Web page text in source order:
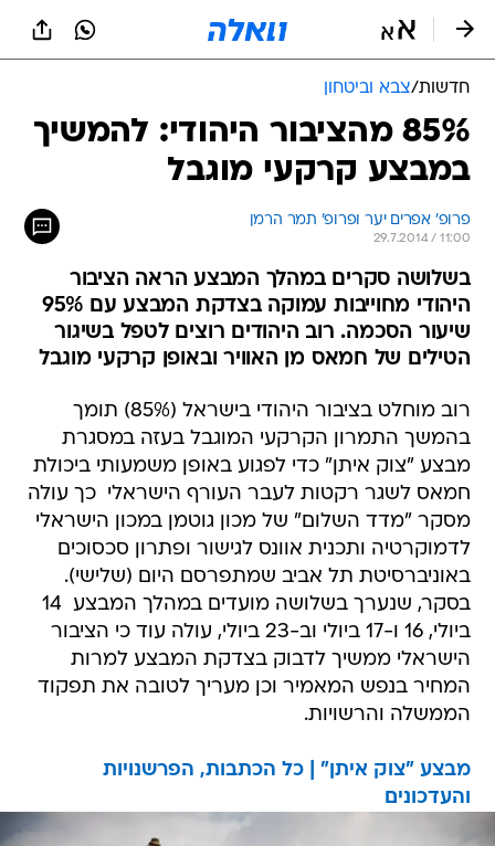
חדשות/צבא וביטחון
85% מהציבור היהודי: להמשיך
במבצע קרקעי מוגבל
פרופ' אפרים יער ופרופ' תמר הרמן
29.7.2014 / 11:00
בשלושה סקרים במהלך המבצע הראה הציבור
היהודי מחוייבות עמוקה בצדקת המבצע עם 95%
שיעור הסכמה. רוב היהודים רוצים לטפל בשיגור
הטילים של חמאס מן האוויר ובאופן קרקעי מוגבל
רוב מוחלט בציבור היהודי בישראל (85%) תומך
בהמשך התמרון הקרקעי המוגבל בעזה במסגרת
מבצע "צוק איתן" כדי לפגוע באופן משמעותי ביכולת
חמאס לשגר רקטות לעבר העורף הישראלי  כך עולה
מסקר "מדד השלום" של מכון גוטמן במכון הישראלי
לדמוקרטיה ותכנית אוונס לגישור ופתרון סכסוכים
באוניברסיטת תל אביב שמתפרסם היום (שלישי).
בסקר, שנערך בשלושה מועדים במהלך המבצע  14
ביולי, 16 ו-17 ביולי וב-23 ביולי, עולה עוד כי הציבור
הישראלי ממשיך לדבוק בצדקת המבצע למרות
המחיר בנפש המאמיר וכן מעריך לטובה את תפקוד
הממשלה והרשויות.
מבצע "צוק איתן" | כל הכתבות, הפרשנויות
והעדכונים